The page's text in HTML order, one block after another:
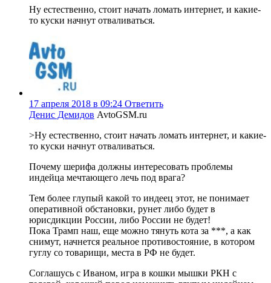
Ну естественно, стоит начать ломать интернет, и какие-
то куски начнут отваливаться.
17 апреля 2018 в 09:24 Ответить
Денис Демидов AvtoGSM.ru
>Ну естественно, стоит начать ломать интернет, и какие-
то куски начнут отваливаться.
Почему шерифа должны интересовать проблемы
индейца мечтающего лечь под врага?
Тем более глупый какой то индеец этот, не понимает
оперативной обстановки, рунет либо будет в
юрисдикции России, либо России не будет!
Пока Трамп наш, еще можно тянуть кота за ***, а как
снимут, начнется реальное противостояние, в котором
гуглу со товарищи, места в РФ не будет.
Соглашусь с Иваном, игра в кошки мышки РКН с